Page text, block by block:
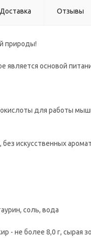
Доставка Отзывы
природы!
является основой
для работы
искусственных
соль, вода
- не более 8,0 г, сырая